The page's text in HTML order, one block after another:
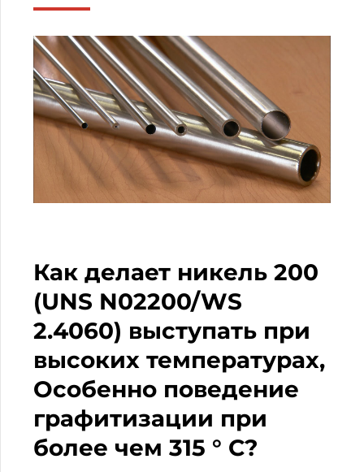
Как делает никель 200
(UNS N02200/WS
2.4060) выступать при
высоких температурах,
Особенно поведение
графитизации при
более чем 315 ° C?